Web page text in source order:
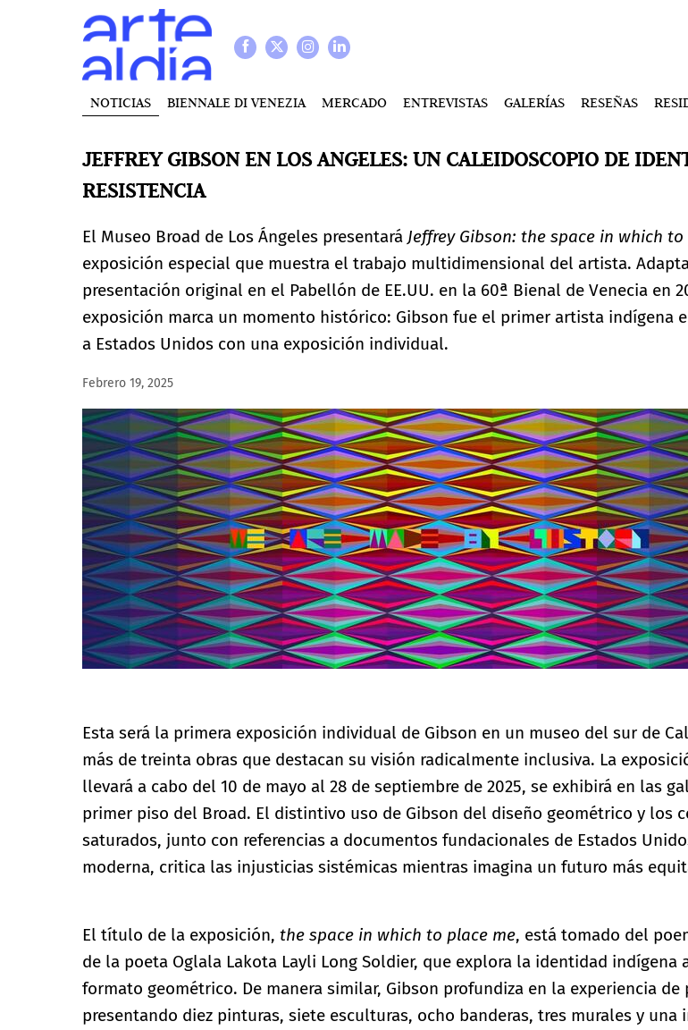
NOTICIAS BIENNALE DI VENEZIA MERCADO ENTREVISTAS GALERÍAS RESEÑAS
JEFFREY GIBSON EN LOS ANGELES: UN CALEIDOSCOPIO DE
RESISTENCIA
El Museo Broad de Los Ángeles presentará Jeffrey Gibson: the space in which
exposición especial que muestra el trabajo multidimensional del artista.
presentación original en el Pabellón de EE.UU. en la 60ª Bienal de Venecia en
exposición marca un momento histórico: Gibson fue el primer artista indígena
a Estados Unidos con una exposición individual.
Febrero 19, 2025
Esta será la primera exposición individual de Gibson en un museo del sur de
más de treinta obras que destacan su visión radicalmente inclusiva. La
llevará a cabo del 10 de mayo al 28 de septiembre de 2025, se exhibirá en las
primer piso del Broad. El distintivo uso de Gibson del diseño geométrico y los
saturados, junto con referencias a documentos fundacionales de Estados
moderna, critica las injusticias sistémicas mientras imagina un futuro más
El título de la exposición, the space in which to place me, está tomado del
de la poeta Oglala Lakota Layli Long Soldier, que explora la identidad indígena
formato geométrico. De manera similar, Gibson profundiza en la experiencia de
presentando diez pinturas, siete esculturas, ocho banderas, tres murales y una